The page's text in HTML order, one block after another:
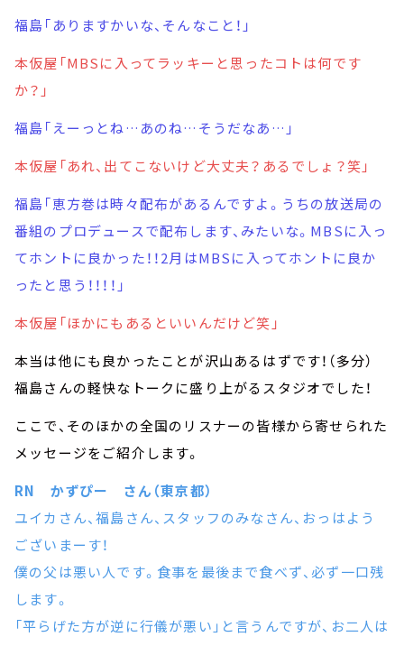
福島「ありますかいな、そんなこと！」
本仮屋「MBSに入ってラッキーと思ったコトは何です
か？」
福島「えーっとね…あのね…そうだなあ…」
本仮屋「あれ、出てこないけど大丈夫？あるでしょ？笑」
福島「恵方巻は時々配布があるんですよ。うちの放送局の
番組のプロデュースで配布します、みたいな。MBSに入っ
てホントに良かった！！2月はMBSに入ってホントに良か
ったと思う！！！！」
本仮屋「ほかにもあるといいんだけど笑」
本当は他にも良かったことが沢山あるはずです！（多分）
福島さんの軽快なトークに盛り上がるスタジオでした！
ここで、そのほかの全国のリスナーの皆様から寄せられた
メッセージをご紹介します。
RN かずぴー さん（東京都）
ユイカさん、福島さん、スタッフのみなさん、おっはよう
ございまーす！
僕の父は悪い人です。食事を最後まで食べず、必ず一口残
します。
「平らげた方が逆に行儀が悪い」と言うんですが、お二人は